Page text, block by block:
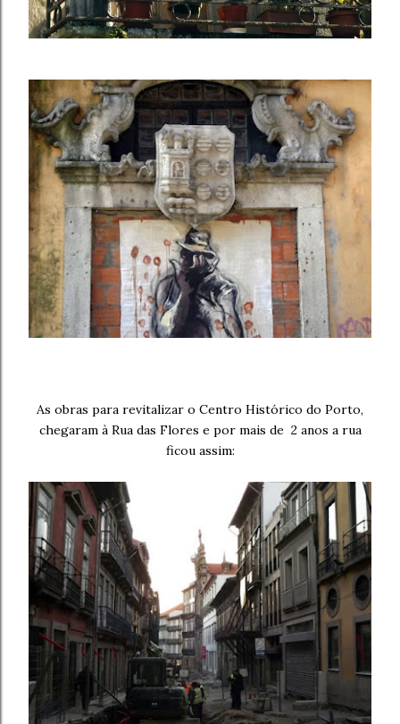
As obras para revitalizar o Centro Histórico do Porto,
chegaram à Rua das Flores e por mais de 2 anos a rua
ficou assim: